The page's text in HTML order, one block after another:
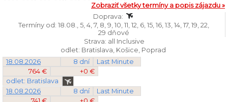
Zobraziť všetky termíny a popis zájazdu »
Doprava:
Termíny od: 18.08., 5, 4, 7, 8, 9, 10, 11, 12, 6, 15, 16, 13, 14, 17, 19, 22,
29 dňové
Strava: all Inclusive
odlet: Bratislava, Košice, Poprad
18.08.2026
8 dní
Last Minute
764 €
+0 €
odlet: Bratislava
18.08.2026
8 dní
Last Minute